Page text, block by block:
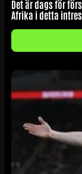
Det är dags för
Afrika i detta